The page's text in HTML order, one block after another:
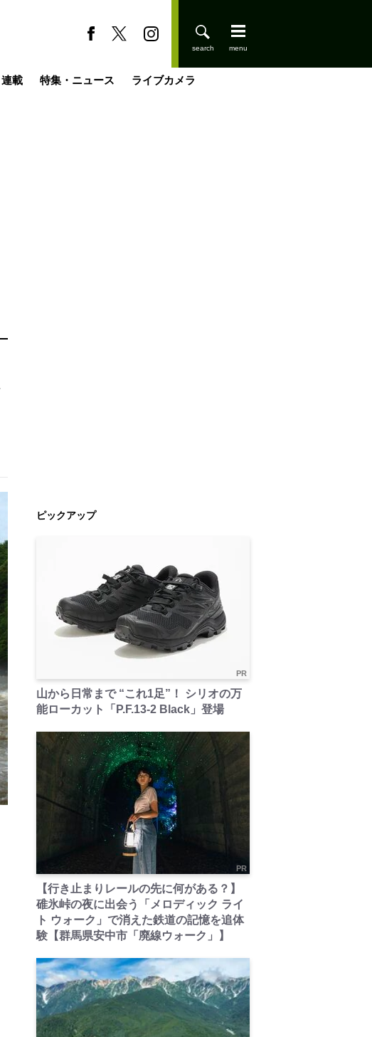
連載 特集・ニュース ライブカメラ
ピックアップ
PR
山から日常まで “これ1足”！ シリオの万
能ローカット「P.F.13-2 Black」登場
PR
【行き止まりレールの先に何がある？】
碓氷峠の夜に出会う「メロディック ライ
ト ウォーク」で消えた鉄道の記憶を追体
験【群馬県安中市「廃線ウォーク」】